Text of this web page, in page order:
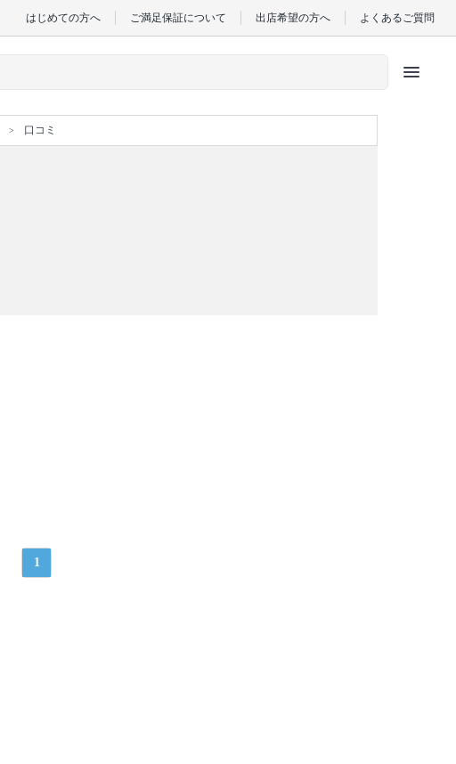
はじめての方へ ご満足保証について 出店希望の方へ よくあるご質問
menu
口コミ
1